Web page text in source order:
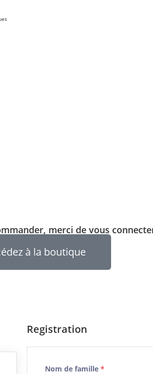
merci de vous
à la boutique
Registration
Nom de famille *